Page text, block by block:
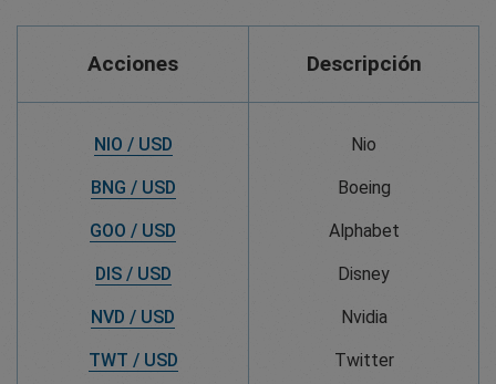
Acciones Descripción
NIO / USD Nio
BNG / USD Boeing
GOO / USD Alphabet
DIS / USD Disney
NVD / USD Nvidia
TWT / USD Twitter